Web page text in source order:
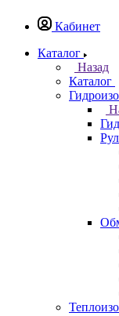
Кабинет
Каталог
Назад
Каталог